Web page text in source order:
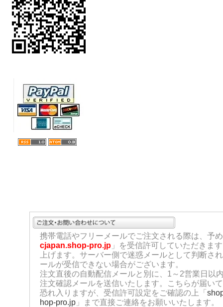
携帯電話やフリーメールでご注文される際は、予
cjapan.shop-pro.jp 」を受信許可していただきま
上げます。サーバー側で迷惑メールとして判断さ
ールが受信できない場合がございます。
注文直後の自動配信メールと別に、1～2営業日以
注文確認メールを送信いたします。こちらが届い
恐れ入りますが、受信許可設定をご確認の上「
hop-pro.jp 」まで直接ご連絡をお願いいたします。